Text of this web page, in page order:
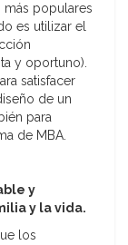
populares
es utilizar el
y oportuno).
satisfacer
de un
para
de MBA.
y
y la vida.
los